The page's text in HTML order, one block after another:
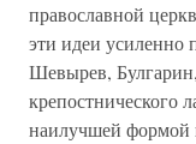
православной
эти идеи усиленно
Шевырев,
крепостнического
наилучшей формой